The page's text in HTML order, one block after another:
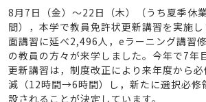
8月7日（金）～22日（木）（うち夏季休
間），本学で教員免許状更新講習を実施
面講習に延べ2,496人，eラーニング講習
の教員の方々が来学しました。今年で7年
更新講習は，制度改正により来年度から
減（12時間→6時間）し，新たに選択必修
設されることが決定しています。